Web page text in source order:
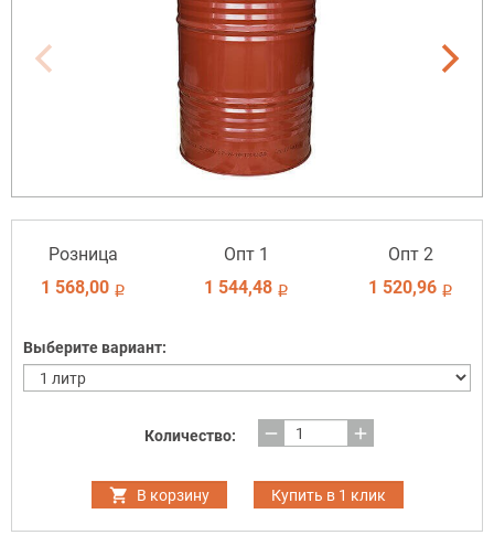
Розница
1 568,00 i
Опт 1
1 544,48 i
Опт 2
1 520,96 i
Выберите вариант:
Количество: remove add
В корзину Купить в 1 клик